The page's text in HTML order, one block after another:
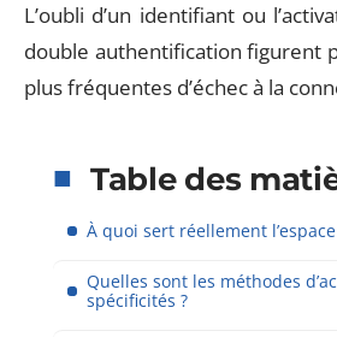
L’oubli d’un identifiant ou
double authentification figurent
plus fréquentes d’échec à la
Table des
À quoi sert réellement
Quelles sont les méthodes
spécificités ?